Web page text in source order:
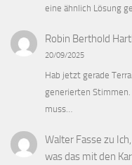
eine ähnlich Lösung
Robin Berthold Hartl
20/09/2025
Hab jetzt gerade
generierten
muss…
Walter Fasse zu
was das mit den